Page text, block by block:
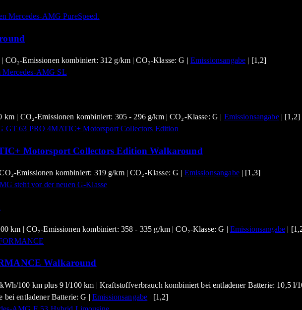
Emissionen kombiniert: 312 g/km | CO₂-Klasse: G | Emissionsangabe | [1,2]
| CO₂-Emissionen kombiniert: 305 - 296 g/km | CO₂-Klasse: G | Emissionsangabe| [1,2]
Motorsport Collectors Edition Walkaround
Emissionen kombiniert: 319 g/km | CO₂-Klasse: G | Emissionsangabe| [1,3]
km | CO₂-Emissionen kombiniert: 358 - 335 g/km | CO₂-Klasse: G | Emissionsangabe |
Walkaround
100 km plus 9 l/100 km | Kraftstoffverbrauch kombiniert bei entladener Batterie: 10,5
bei entladener Batterie: G | Emissionsangabe | [1,2]